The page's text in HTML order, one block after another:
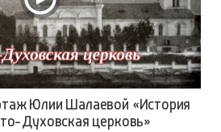
Юлии Шалаевой «История
Духовская церковь»